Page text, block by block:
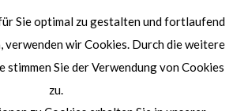
Sachspenden und weitere
hier klicken.
Sie optimal zu gestalten und fortlaufend
verwenden wir Cookies. Durch die weitere
stimmen Sie der Verwendung von Cookies
zu.